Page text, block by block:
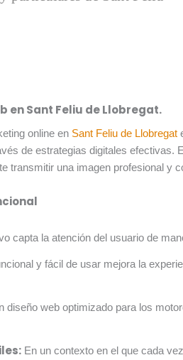
en Sant Feliu de Llobregat.
online en Sant Feliu de Llobregat
de estrategias digitales
transmitir una imagen profesional y
capta la atención del usuario de
y fácil de usar mejora la
diseño web optimizado para los
En un contexto en el que cada